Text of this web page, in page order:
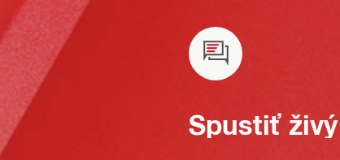
Spustiť